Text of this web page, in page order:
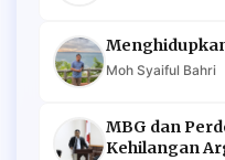
Moh Syaiful Bahri
MBG dan
Kehilangan